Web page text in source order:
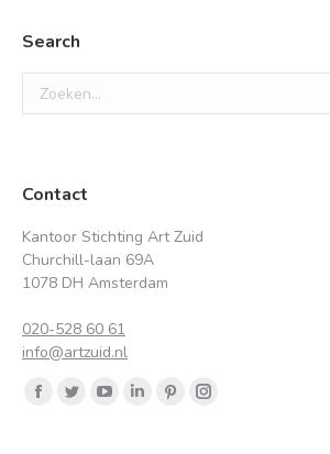
Search
Zoeken:
Contact
Kantoor Stichting Art Zuid
Churchill-laan 69A
1078 DH Amsterdam
020-528 60 61
info@artzuid.nl
Vind ons op:
Facebook
TwitterYouTubeLinkedinPinterestInstagram